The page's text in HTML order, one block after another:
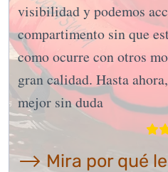
visibilidad y podemos
compartimento sin que
como ocurre con otros
gran calidad. Hasta
mejor sin duda
⟶ Mira por qué